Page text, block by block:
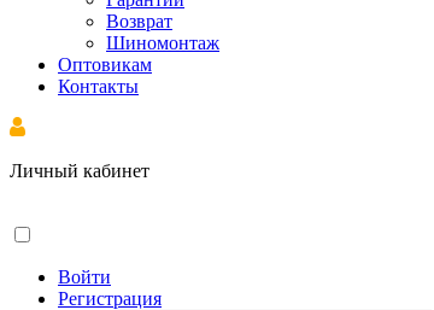
Возврат
Шиномонтаж
Оптовикам
Контакты
Личный кабинет
Войти
Регистрация